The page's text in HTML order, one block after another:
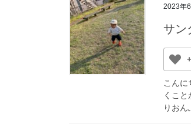
2023年
サン
こん
くこ
りお